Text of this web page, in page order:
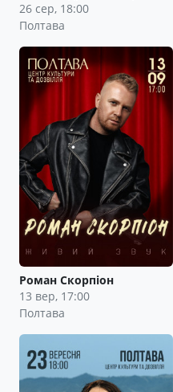
26 сер, 18:00
Полтава
Роман Скорпіон
13 вер, 17:00
Полтава